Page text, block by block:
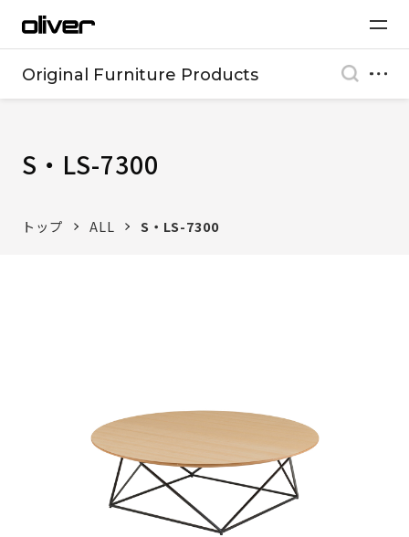
Original Furniture Products
S・LS-7300
トップ ALL S・LS-7300